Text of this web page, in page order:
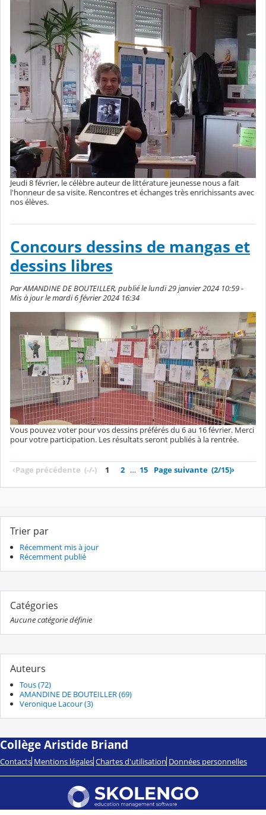
Jeudi 8 février, le célèbre auteur de littérature jeunesse nous a fait
l'honneur de sa visite. Rencontres et échanges très enrichissants avec
nos élèves.
Concours dessins de mangas et
dessins libres
Par AMANDINE DE BOUTEILLER, publié le lundi 29 janvier 2024 10:59 -
Mis à jour le mardi 6 février 2024 16:34
Vous pouvez voter pour vos dessins préférés du 6 au 16 février. Merci
pour votre participation. Les résultats seront publiés à la rentrée.
‹Page précédente (-/-) 1 2 … 15 Page suivante (2/15)›
Trier par
Récemment mis à jour
Récemment publié
Catégories
Aucune catégorie définie
Auteurs
Tous (72)
AMANDINE DE BOUTEILLER (69)
Veronique Lacour (3)
Collège Aristide Briand
Contacts Mentions légales Chartes d'utilisation Données personnelles